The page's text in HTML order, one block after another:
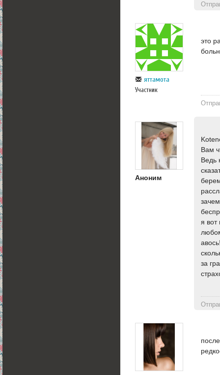
яттамота
Участник
это
Аноним
Вам
Ведь
я
за